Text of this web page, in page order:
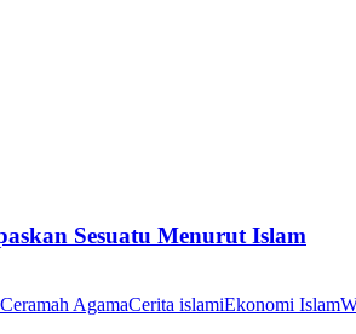
Sesuatu Menurut Islam
Ceramah AgamaCerita islamiEkonomi Islam